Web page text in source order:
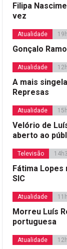
Filipa
vez
Atualidade
Gonçalo
Atualidade
A mais
Represas
Atualidade
Velório de
aberto ao
Televisão
Fátima Lopes
SIC
Atualidade
Morreu Luís
portuguesa
Atualidade